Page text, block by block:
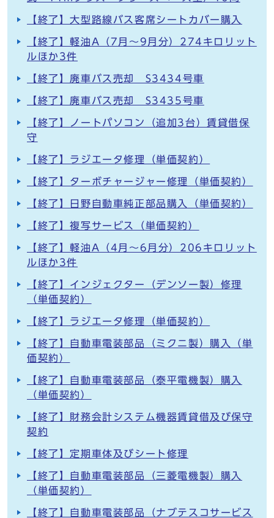
【終了】大型路線バス客席シートカバー購入
【終了】軽油A（7月～9月分）274キロリット
ルほか3件
【終了】廃車バス売却 S3434号車
【終了】廃車バス売却 S3435号車
【終了】ノートパソコン（追加3台）賃貸借保
守
【終了】ラジエータ修理（単価契約）
【終了】ターボチャージャー修理（単価契約）
【終了】日野自動車純正部品購入（単価契約）
【終了】複写サービス（単価契約）
【終了】軽油A（4月～6月分）206キロリット
ルほか3件
【終了】インジェクター（デンソー製）修理
（単価契約）
【終了】ラジエータ修理（単価契約）
【終了】自動車電装部品（ミクニ製）購入（単
価契約）
【終了】自動車電装部品（泰平電機製）購入
（単価契約）
【終了】財務会計システム機器賃貸借及び保守
契約
【終了】定期車体及びシート修理
【終了】自動車電装部品（三菱電機製）購入
（単価契約）
【終了】自動車電装部品（ナブテスコサービス